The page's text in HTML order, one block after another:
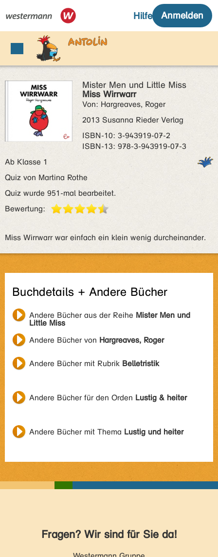
Mister Men und Little Miss
Miss Wirrwarr
Von: Hargreaves, Roger
2013 Susanna Rieder Verlag
ISBN‑10: 3-943919-07-2
ISBN‑13: 978-3-943919-07-3
Ab Klasse 1
Quiz von Martina Rothe
Quiz wurde 951-mal bearbeitet.
Bewertung:
Miss Wirrwarr war einfach ein klein wenig durcheinander.
Buchdetails + Andere Bücher
Andere Bücher aus der Reihe Mister Men und
Little Miss
Andere Bücher von Hargreaves, Roger
Andere Bücher mit Rubrik Belletristik
Andere Bücher für den Orden Lustig & heiter
Andere Bücher mit Thema Lustig und heiter